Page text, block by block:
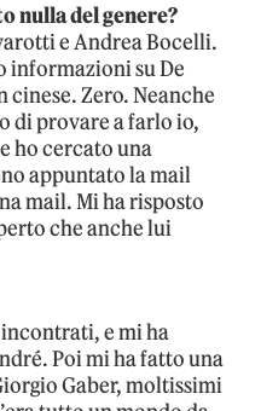
nulla del genere?
e Andrea Bocelli.
informazioni su De
cinese. Zero. Neanche
di provare a farlo io,
ho cercato una
appuntato la mail
mail. Mi ha risposto
che anche lui
e mi ha
Poi mi ha fatto una
Gaber, moltissimi